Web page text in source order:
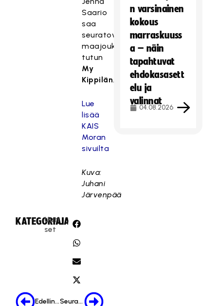
Saario
saa
seuratoverikseen
maajoukkueesta
tutun
My
Kippilän.
Lue
lisää
KAIS
Moran
sivuilta
Kuva:
Juhani
Järvenpää
KATEGORIA:
Uuti
set
JAA:
Edellinen Seuraava
n varsinainen
kokous
marraskuuss
a – näin
tapahtuvat
ehdokasasett
elu ja
valinnat
04.08.2026